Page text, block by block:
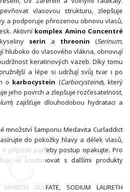
vlasovou strukturu, zlepšuje
a podporuje přirozenou obnovu vlasů,
Aktivní komplex Amino Concentré
serin a threonin (Serinum,
hluboko do vlasového vlákna, obnovují
keratinových vazeb. Díky tomu
a lépe si udržují svůj tvar i po
o karbocystein (Carbocysteine), který
jeho povrch a zlepšuje rozčesatelnost,
) zajišťuje dlouhodobou hydrataci a
množství šamponu Medavita Curladdict
do pokožky hlavy a délek vlasů,
případě potřeby postup opakujte. Pro
kombinovat s dalšími produkty
SULFATE, SODIUM LAURETH